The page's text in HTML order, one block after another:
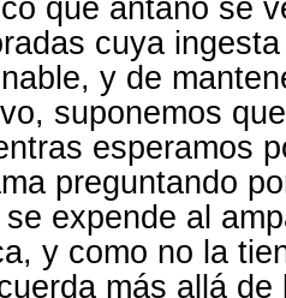
que antaño se
cuya
y de
suponemos
esperamos
preguntando
expende al
y como no la
más allá de